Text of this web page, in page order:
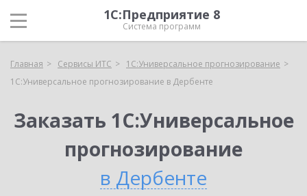
1С:Предприятие 8
Система программ
Главная Сервисы ИТС
1С:Универсальное прогнозирование
1С:Универсальное прогнозирование в Дербенте
Заказать 1С:Универсальное
прогнозирование
в Дербенте